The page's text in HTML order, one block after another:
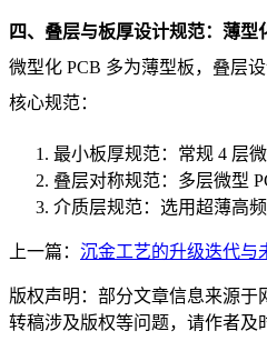
四、叠层与板厚设计规范：薄型
微型化 PCB 多为薄型板，叠层
核心规范：
最小板厚规范：常规 4 层
叠层对称规范：多层微型
介质层规范：选用超薄高
上一篇： 沉金工艺的升级迭代
版权声明：部分文章信息来源
转稿涉及版权等问题，请作者及